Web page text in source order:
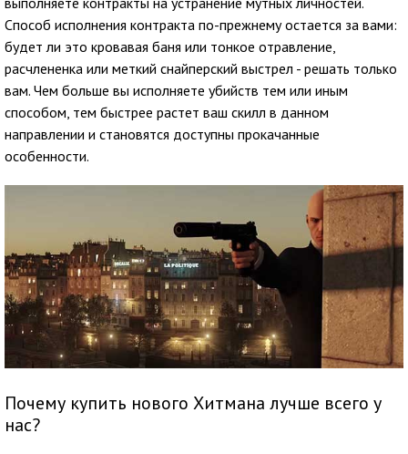
Способ исполнения контракта по-прежнему остается за вами:
будет ли это кровавая баня или тонкое отравление,
расчлененка или меткий снайперский выстрел - решать только
вам. Чем больше вы исполняете убийств тем или иным
способом, тем быстрее растет ваш скилл в данном
направлении и становятся доступны прокачанные
особенности.
Почему купить нового Хитмана лучше всего у
нас?